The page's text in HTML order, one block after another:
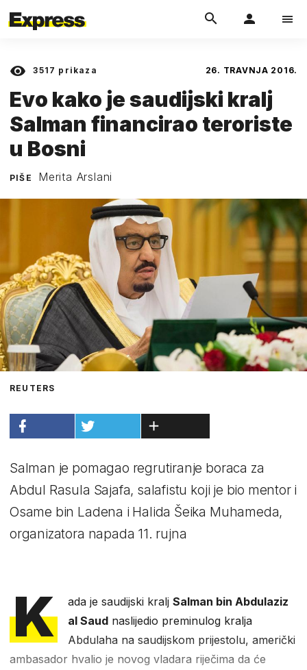
3517 prikaza 26. TRAVNJA 2016.
Evo kako je saudijski kralj
Salman financirao teroriste
u Bosni
PIŠE Merita Arslani
REUTERS
Salman je pomagao regrutiranje boraca za
Abdul Rasula Sajafa, salafistu koji je bio mentor i
Osame bin Ladena i Halida Šeika Muhameda,
organizatora napada 11. rujna
K ada je saudijski kraljSalman bin Abdulaziz
al Saud naslijedio preminulog kralja
Abdulaha na saudijskom prijestolu, američki
ambasador hvalio je novog vladara riječima da će